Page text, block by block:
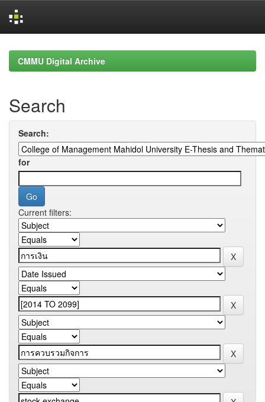
navigationCMMU Digital Archive
Search
Search:
for
Current filters: